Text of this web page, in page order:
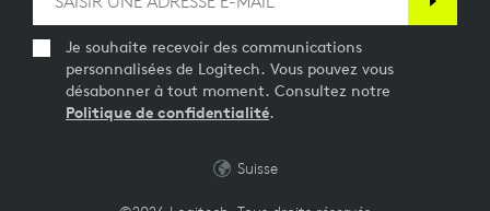
Je souhaite recevoir des communications
personnalisées de Logitech. Vous pouvez vous
désabonner à tout moment. Consultez notre
Politique de confidentialité.
Suisse